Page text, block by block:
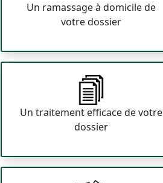
Un ramassage à domicile de
votre dossier
Un traitement efficace de votre
dossier